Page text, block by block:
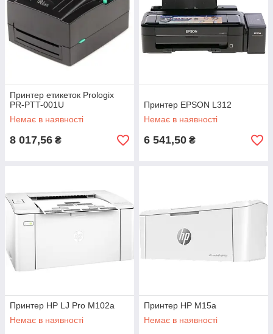
Принтер етикеток Prologix
PR-PTT-001U
Немає в наявності
8 017,56 ₴
Принтер EPSON L312
Немає в наявності
6 541,50 ₴
Принтер HP LJ Pro M102a
Немає в наявності
Принтер HP M15a
Немає в наявності